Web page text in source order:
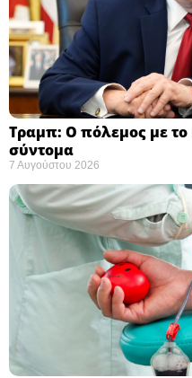
Τραμπ: Ο πόλεμος με το
σύντομα ​
7 Αυγούστου 2026